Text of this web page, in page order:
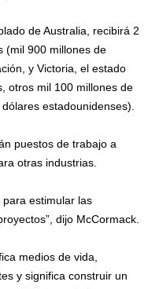
de Australia, recibirá 2
(mil 900 millones de
y Victoria, el estado
otros mil 100 millones de
estadounidenses).
puestos de trabajo a
otras industrias.
para estimular las
dijo McCormack.
medios de vida,
y significa construir un